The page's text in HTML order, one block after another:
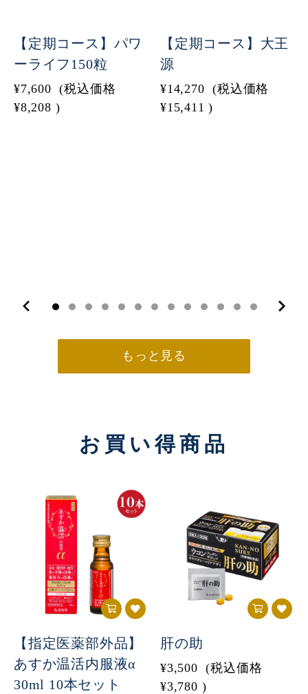
【定期コース】パワ
ーライフ150粒
¥7,600 (税込価格
¥8,208 )
【定期コース】大王
源
¥14,270 (税込価格
¥15,411 )
もっと見る
お買い得商品
【指定医薬部外品】
あすか温活内服液α
30ml 10本セット
肝の助
¥3,500 (税込価格
¥3,780 )